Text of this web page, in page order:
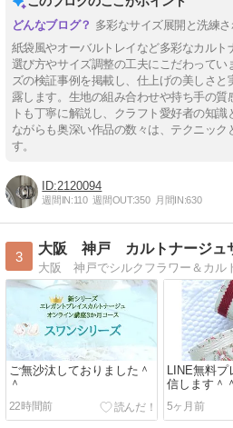
多彩なサイズ展開と洗練
紙袋風やオーバルトレイなど多彩なカル
選び方やサイズ調整の工夫にこだわってい
ズの検証事例を掲載し、仕上げの美しさ
露します。生地の組み合わせや持ち手の
トも丁寧に解説し、クラフト愛好者の知
ながらも奥深い作品の数々は、テクニック
す。
2120094
週間IN:110 週間OUT:350 月間IN:630
3
ご無沙汰しておりました＾
＾
22時間前
LINE無料プ
信します＾＾
5ヶ月前